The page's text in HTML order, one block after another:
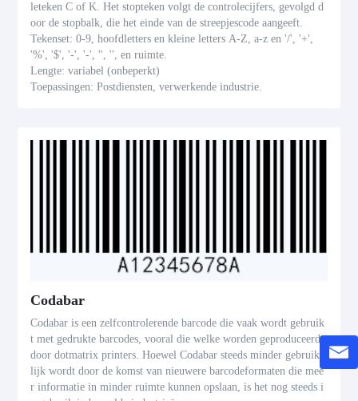
leteken C of K. Het stopteken volgt de controlecijfers, gevolgd d
oor de stopbalk, die het einde van de streepjescode aangeeft.
Tekenset: 0-9, hoofdletters en kleine letters A-Z, a-z en '/', '+',
'%', '$', '-', '-', '', '', en ruimte.
Lengte: variabel (onbeperkt)
Toepassingen: Postdiensten, verwerkende industrie.
Codabar
Codabar is een zelfcontrolerende barcode die vaak wordt gebruik
t met gedrukte barcodes, vooral die welke worden geproduceerd
door dotmatrix printers. Hoewel Codabar steeds minder gebruike
lijk wordt door de komst van nieuwere barcodeformaten die mee
r informatie in minder ruimte kunnen opslaan, is het nog steeds i